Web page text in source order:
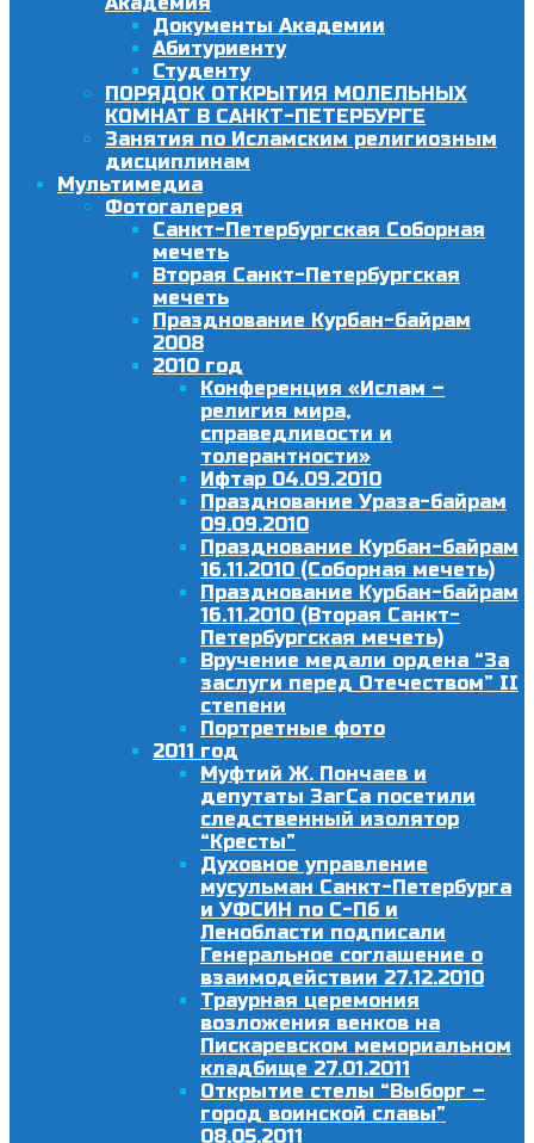
Документы Академии
Абитуриенту
Студенту
ПОРЯДОК ОТКРЫТИЯ МОЛЕЛЬНЫХ
КОМНАТ В САНКТ-ПЕТЕРБУРГЕ
Занятия по Исламским религиозным
дисциплинам
Мультимедиа
Фотогалерея
Санкт-Петербургская Соборная
мечеть
Вторая Санкт-Петербургская
мечеть
Празднование Курбан-байрам
2008
2010 год
Конференция «Ислам –
религия мира,
справедливости и
толерантности»
Ифтар 04.09.2010
Празднование Ураза-байрам
09.09.2010
Празднование Курбан-байрам
16.11.2010 (Соборная мечеть)
Празднование Курбан-байрам
16.11.2010 (Вторая Санкт-
Петербургская мечеть)
Вручение медали ордена “За
заслуги перед Отечеством” II
степени
Портретные фото
2011 год
Муфтий Ж. Пончаев и
депутаты ЗагСа посетили
следственный изолятор
“Кресты”
Духовное управление
мусульман Санкт-Петербурга
и УФСИН по С-Пб и
Ленобласти подписали
Генеральное соглашение о
взаимодействии 27.12.2010
Траурная церемония
возложения венков на
Пискаревском мемориальном
кладбище 27.01.2011
Открытие стелы “Выборг –
город воинской славы”
08.05.2011